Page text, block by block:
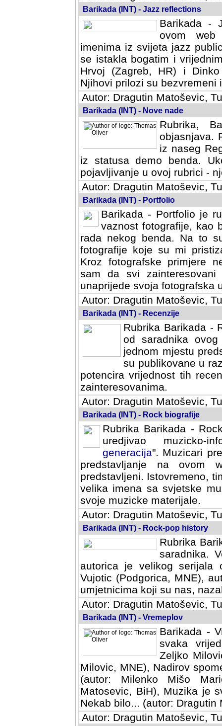
Barikada (INT) - Jazz reflections
Barikada -
ovom web
imenima iz svijeta jazz
se istakla bogatim i
Hrvoj (Zagreb, HR) i
Njihovi prilozi su bezvremeni
Autor: Dragutin Matoševic,
Barikada (INT) - Nove nade
Rubrika,
objasnjava.
iz naseg
iz statusa demo benda.
pojavljivanje u ovoj rubrici -
Autor: Dragutin Matoševic,
Barikada (INT) - Portfolio
Barikada - Portfolio je
vaznost fotografije, kao
rada nekog benda. Na to
fotografije koje su mi
fotografske primjere
svi zainteresovani
svoja fotografska umijeca.
Autor: Dragutin Matoševic,
Barikada (INT) - Recenzije
Rubrika Barikada -
od saradnika
jednom mjestu
su publikovane u
potencira vrijednost tih
zainteresovanima.
Autor: Dragutin Matoševic,
Barikada (INT) - Rock biografije
Rubrika Barikada -
uredjivao muzicko-
Muzicari predstavljeni u
na ovom web portalu
Istovremeno, tim nacinom
sa svjetske muzicke scene
materijale.
Autor: Dragutin Matoševic,
Barikada (INT) - Rock-pop history
Rubrika
saradnika.
autorica je velikog serijala
Vujotic (Podgorica, MNE),
umjetnicima koji su nas,
Autor: Dragutin Matoševic,
Barikada (INT) - Vremeplov
Barikada -
svaka
Milovic,
MNE), Nadirov spomenar
Milenko Mišo Maric, UK),
Muzika je svirala (autor:
(autor: Dragutin Matosevic,
Autor: Dragutin Matoševic,